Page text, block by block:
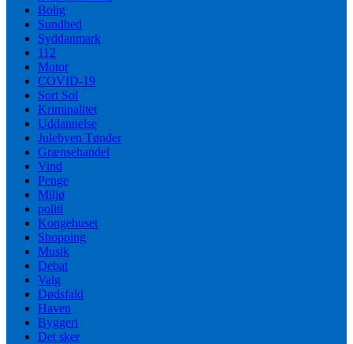
Bolig
Sundhed
Syddanmark
112
Motor
COVID-19
Sort Sol
Kriminalitet
Uddannelse
Julebyen Tønder
Grænsehandel
Vind
Penge
Miljø
politi
Kongehuset
Shopping
Musik
Debat
Valg
Dødsfald
Haven
Byggeri
Det sker